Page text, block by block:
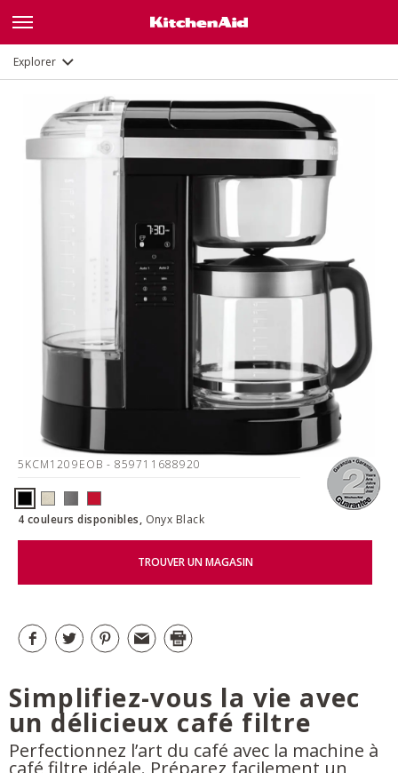
Explorer
5KCM1209EOB - 859711688920
4 couleurs disponibles, Onyx Black
TROUVER UN MAGASIN
Simplifiez-vous la vie avec
un délicieux café filtre
Perfectionnez l’art du café avec la machine à
café filtre idéale. Préparez facilement un